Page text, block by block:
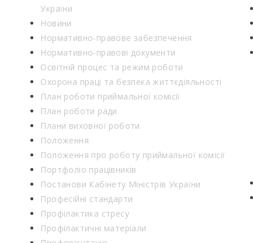
України
Новини
Нормативно-правове забезпечення
Нормативно-правові документи
Освітній процес та режим роботи
Охорона праці та безпека життєдіяльності
План роботи приймальної комісії
План роботи ради
Плани виховної роботи
Положення
Положення про роботу приймальної комісії
Портфоліо працівників
Постанови Кабінету Міністрів України
Професійні стандарти
Профілактика стресу
Профілактичні матеріали